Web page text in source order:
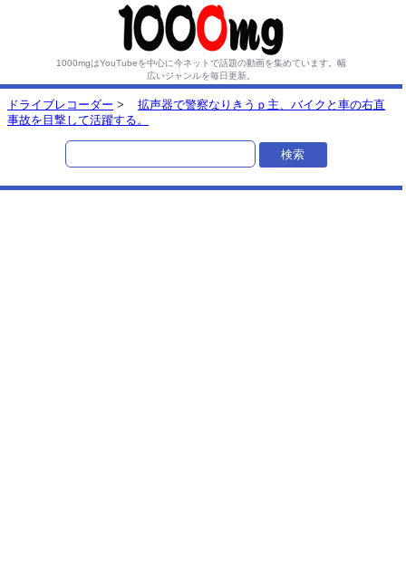
1000mgはYouTubeを中心に今ネットで話題の動画を集めています。 幅
広いジャンルを毎日更新。
ドライブレコーダー >
拡声器で警察なりきうｐ主、バイクと車の右直
事故を目撃して活躍する。